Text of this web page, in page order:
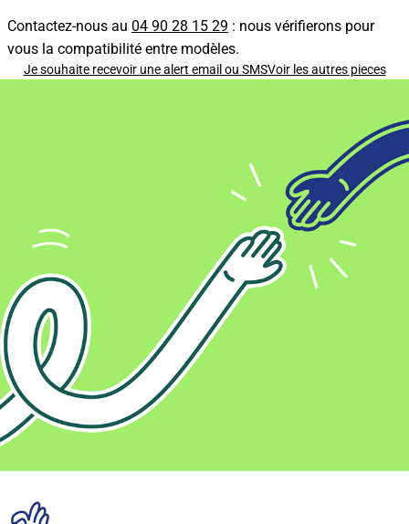
Contactez-nous au 04 90 28 15 29 : nous vérifierons pour
vous la compatibilité entre modèles.
Je souhaite recevoir une alert email ou SMSVoir les autres pieces